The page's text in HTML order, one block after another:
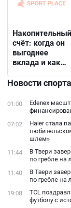
Накопительный
счёт: когда он
выгоднее
вклада и как
подходящий
Новости спорта
01:00
Edenex
07:02
Haier стала
шлем»
11:44
В Твери
по гребле на
11:40
В Твери
по гребле на
19:08
TCL
футболу с